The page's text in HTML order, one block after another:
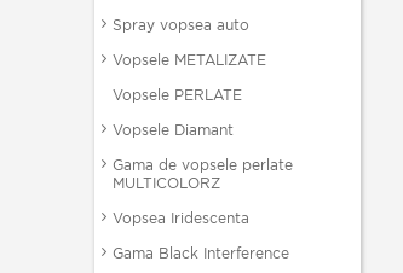
Spray vopsea auto
Vopsele METALIZATE
Vopsele PERLATE
Vopsele Diamant
Gama de vopsele perlate
MULTICOLORZ
Vopsea Iridescenta
Gama Black Interference